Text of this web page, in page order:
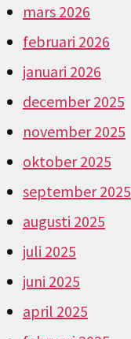
mars 2026
februari 2026
januari 2026
december 2025
november 2025
oktober 2025
september 2025
augusti 2025
juli 2025
juni 2025
april 2025